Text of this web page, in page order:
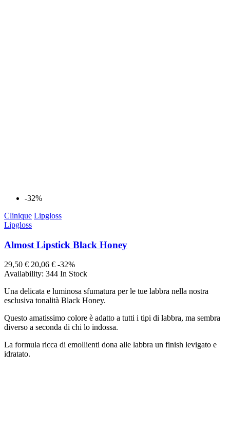
-32%
Clinique Lipgloss
Lipgloss
Almost Lipstick Black Honey
29,50 € 20,06 € -32%
Availability: 344 In Stock
Una delicata e luminosa sfumatura per le tue labbra nella nostra
esclusiva tonalità Black Honey.
Questo amatissimo colore è adatto a tutti i tipi di labbra, ma sembra
diverso a seconda di chi lo indossa.
La formula ricca di emollienti dona alle labbra un finish levigato e
idratato.